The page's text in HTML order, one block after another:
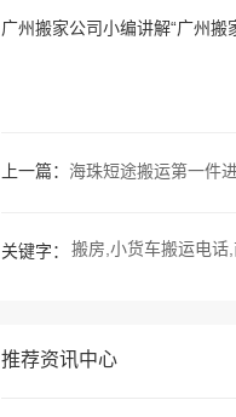
广州搬家公司小编讲解“广州
上一篇： 海珠短途搬运第一件
关键字： 搬房,小货车搬运电话
推荐资讯中心